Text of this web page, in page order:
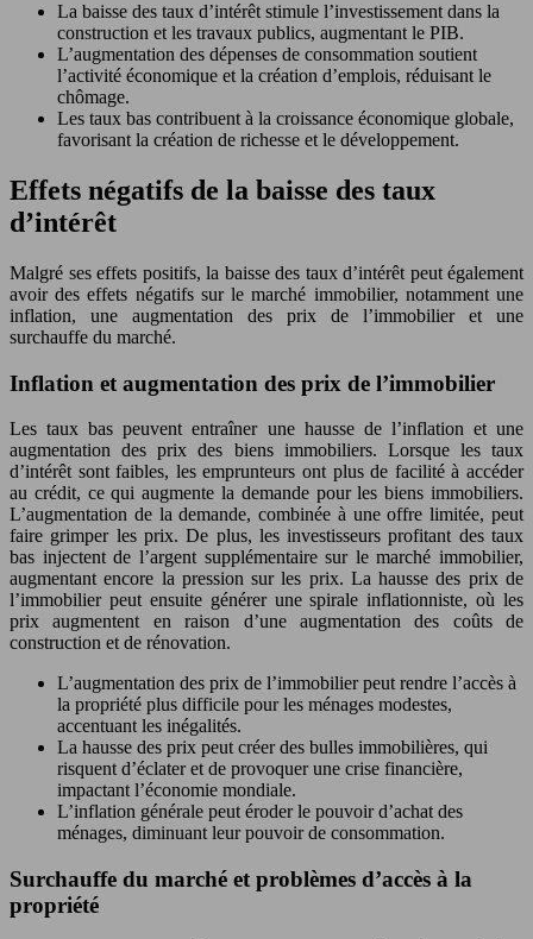
La baisse des taux d’intérêt stimule l’investissement dans la
construction et les travaux publics, augmentant le PIB.
L’augmentation des dépenses de consommation soutient
l’activité économique et la création d’emplois, réduisant le
chômage.
Les taux bas contribuent à la croissance économique globale,
favorisant la création de richesse et le développement.
Effets négatifs de la baisse des taux
d’intérêt
Malgré ses effets positifs, la baisse des taux d’intérêt peut également
avoir des effets négatifs sur le marché immobilier, notamment une
inflation, une augmentation des prix de l’immobilier et une
surchauffe du marché.
Inflation et augmentation des prix de l’immobilier
Les taux bas peuvent entraîner une hausse de l’inflation et une
augmentation des prix des biens immobiliers. Lorsque les taux
d’intérêt sont faibles, les emprunteurs ont plus de facilité à accéder
au crédit, ce qui augmente la demande pour les biens immobiliers.
L’augmentation de la demande, combinée à une offre limitée, peut
faire grimper les prix. De plus, les investisseurs profitant des taux
bas injectent de l’argent supplémentaire sur le marché immobilier,
augmentant encore la pression sur les prix. La hausse des prix de
l’immobilier peut ensuite générer une spirale inflationniste, où les
prix augmentent en raison d’une augmentation des coûts de
construction et de rénovation.
L’augmentation des prix de l’immobilier peut rendre l’accès à
la propriété plus difficile pour les ménages modestes,
accentuant les inégalités.
La hausse des prix peut créer des bulles immobilières, qui
risquent d’éclater et de provoquer une crise financière,
impactant l’économie mondiale.
L’inflation générale peut éroder le pouvoir d’achat des
ménages, diminuant leur pouvoir de consommation.
Surchauffe du marché et problèmes d’accès à la
propriété